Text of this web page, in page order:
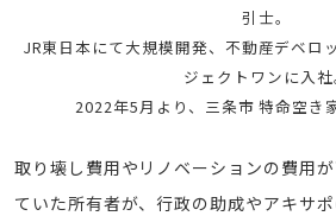
引士。
JR東日本にて大規模開発、不動産デベロ
ジェクトワンに入社
2022年5月より、三条市 特命空き
取り壊し費用やリノベーションの費用
ていた所有者が、行政の助成やアキサ